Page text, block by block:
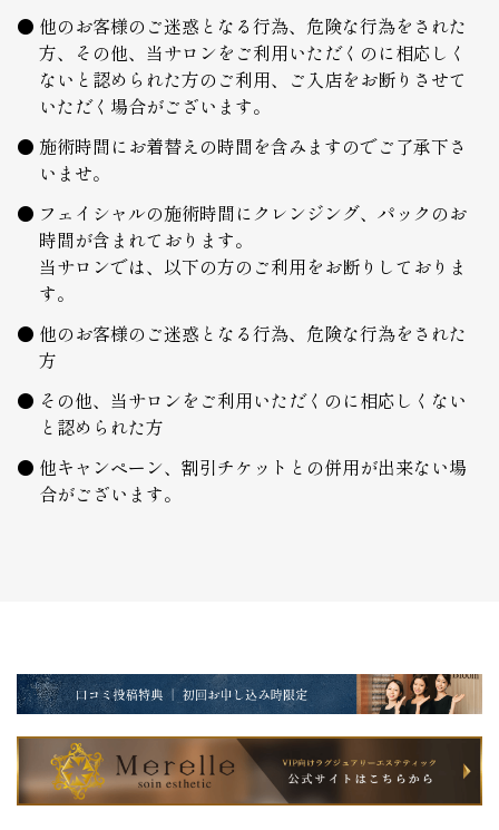
他のお客様のご迷惑となる行為、危険な行為をされた
方、その他、当サロンをご利用いただくのに相応しく
ないと認められた方のご利用、ご入店をお断りさせて
いただく場合がございます。
施術時間にお着替えの時間を含みますのでご了承下さ
いませ。
フェイシャルの施術時間にクレンジング、パックのお
時間が含まれております。
当サロンでは、以下の方のご利用をお断りしておりま
す。
他のお客様のご迷惑となる行為、危険な行為をされた
方
その他、当サロンをご利用いただくのに相応しくない
と認められた方
他キャンペーン、割引チケットとの併用が出来ない場
合がございます。